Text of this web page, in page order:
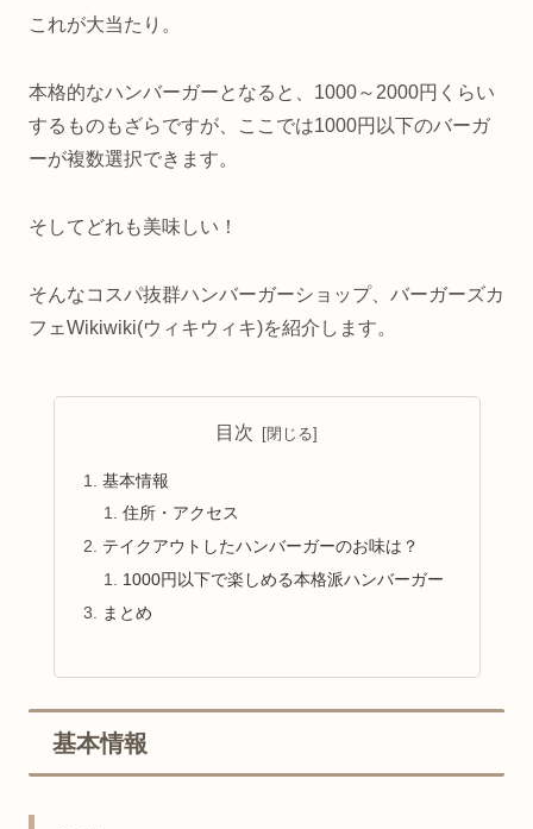
これが大当たり。
本格的なハンバーガーとなると、1000～2000円くらい
するものもざらですが、ここでは1000円以下のバーガ
ーが複数選択できます。
そしてどれも美味しい！
そんなコスパ抜群ハンバーガーショップ、バーガーズカ
フェWikiwiki(ウィキウィキ)を紹介します。
目次
基本情報
住所・アクセス
テイクアウトしたハンバーガーのお味は？
1000円以下で楽しめる本格派ハンバーガー
まとめ
基本情報